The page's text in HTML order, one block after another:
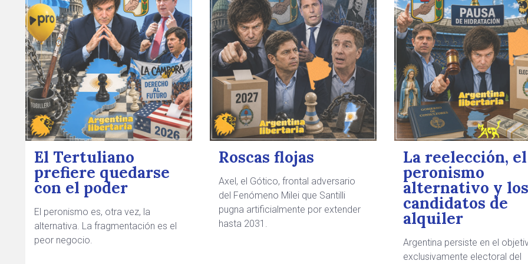
El Tertuliano
prefiere quedarse
con el poder
El peronismo es, otra vez, la
alternativa. La fragmentación es el
peor negocio.
Roscas flojas
Axel, el Gótico, frontal adversario
del Fenómeno Milei que Santilli
pugna artificialmente por extender
hasta 2031.
La reelección, el
peronismo
alternativo y
candidatos de
alquiler
Argentina persiste en el
exclusivamente electoral del